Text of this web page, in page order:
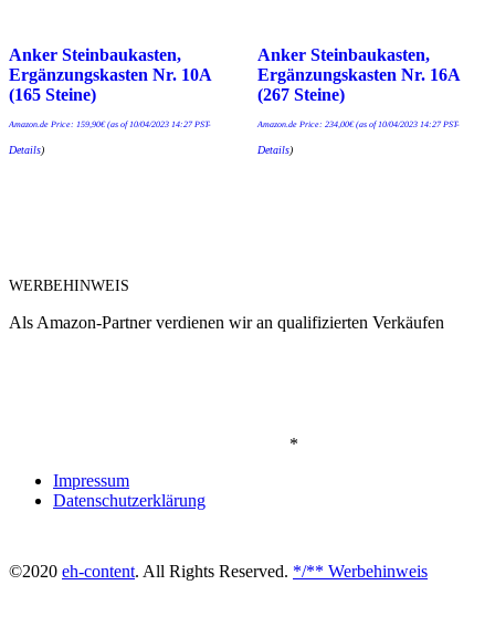
Anker Steinbaukasten,
Ergänzungskasten Nr. 10A
(165 Steine)
Amazon.de Price: 159,90€(as of 10/04/2023 14:27 PST-
Details)
Anker Steinbaukasten,
Ergänzungskasten Nr. 16A
(267 Steine)
Amazon.de Price: 234,00€(as of 10/04/2023 14:27 PST-
Details)
WERBEHINWEIS
Als Amazon-Partner verdienen wir an qualifizierten Verkäufen
*
Impressum
Datenschutzerklärung
©2020 eh-content. All Rights Reserved. */** Werbehinweis